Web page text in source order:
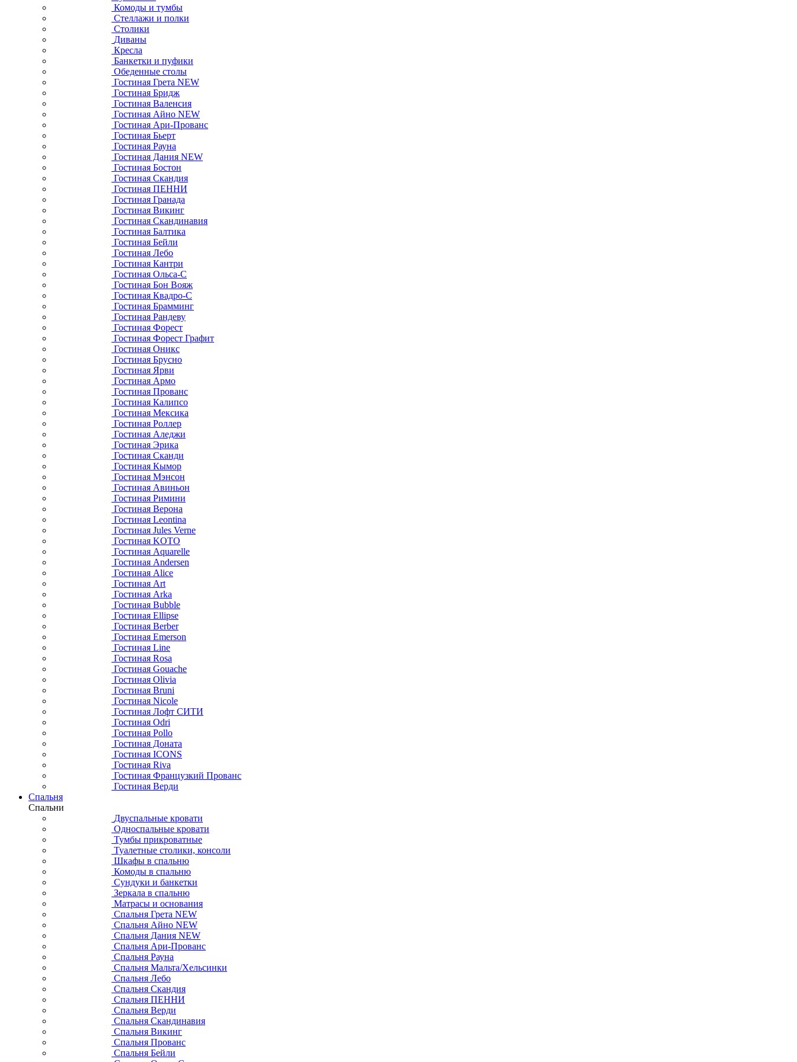
Комоды и тумбы
Стеллажи и полки
Столики
Диваны
Кресла
Банкетки и пуфики
Обеденные столы
Гостиная Грета NEW
Гостиная Бридж
Гостиная Валенсия
Гостиная Айно NEW
Гостиная Ари-Прованс
Гостиная Бьерт
Гостиная Рауна
Гостиная Дания NEW
Гостиная Бостон
Гостиная Скандия
Гостиная ПЕННИ
Гостиная Гранада
Гостиная Викинг
Гостиная Скандинавия
Гостиная Балтика
Гостиная Бейли
Гостиная Лебо
Гостиная Кантри
Гостиная Ольса-С
Гостиная Бон Вояж
Гостиная Квадро-С
Гостиная Брамминг
Гостиная Рандеву
Гостиная Форест
Гостиная Форест Графит
Гостиная Оникс
Гостиная Брусно
Гостиная Ярви
Гостиная Армо
Гостиная Прованс
Гостиная Калипсо
Гостиная Мексика
Гостиная Роллер
Гостиная Аледжи
Гостиная Эрика
Гостиная Сканди
Гостиная Кымор
Гостиная Мэнсон
Гостиная Авиньон
Гостиная Римини
Гостиная Верона
Гостиная Leontina
Гостиная Jules Verne
Гостиная KOTO
Гостиная Aquarelle
Гостиная Andersen
Гостиная Alice
Гостиная Art
Гостиная Arka
Гостиная Bubble
Гостиная Ellipse
Гостиная Berber
Гостиная Emerson
Гостиная Line
Гостиная Rosa
Гостиная Gouache
Гостиная Olivia
Гостиная Bruni
Гостиная Nicole
Гостиная Лофт СИТИ
Гостиная Odri
Гостиная Pollo
Гостиная Доната
Гостиная ICONS
Гостиная Riva
Гостиная Французкий Прованс
Гостиная Верди
Спальня
Спальни
Двуспальные кровати
Односпальные кровати
Тумбы прикроватные
Туалетные столики, консоли
Шкафы в спальню
Комоды в спальню
Сундуки и банкетки
Зеркала в спальню
Матрасы и основания
Спальня Грета NEW
Спальня Айно NEW
Спальня Дания NEW
Спальня Ари-Прованс
Спальня Рауна
Спальня Мальта/Хельсинки
Спальня Лебо
Спальня Скандия
Спальня ПЕННИ
Спальня Верди
Спальня Скандинавия
Спальня Викинг
Спальня Прованс
Спальня Бейли